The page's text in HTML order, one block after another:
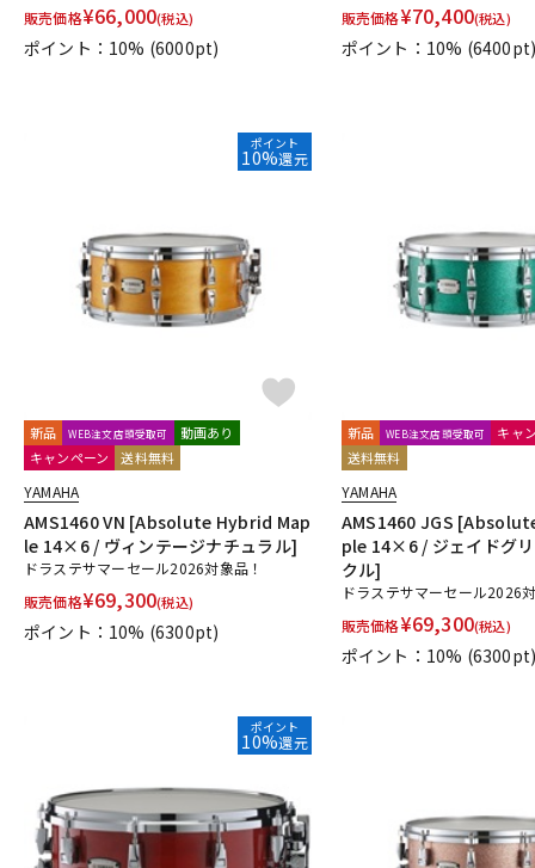
販売価格¥66,000(税込)
ポイント：10% (6000pt)
販売価格¥70,400(税込)
ポイント：10%
ポイント
10%還元
新品 WEB注文店頭受取可
動画あり
キャンペーン
送料無料
YAMAHA
AMS1460 VN [Absolute Hybrid Map
le 14×6 / ヴィンテージナチュラル]
ドラステサマーセール2026対象品！
販売価格¥69,300(税込)
ポイント：10% (6300pt)
新品 WEB注文店頭受取可
キャ
送料無料
YAMAHA
AMS1460 JGS
ple 14×6 / ジェイドグ
クル]
ドラステサマーセール2026
販売価格¥69,300(税込)
ポイント：10%
ポイント
10%還元